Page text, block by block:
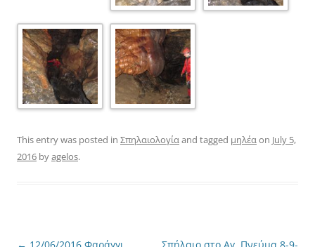
This entry was posted in Σπηλαιολογίαand tagged μηλέαon July 5,
2016 byagelos.